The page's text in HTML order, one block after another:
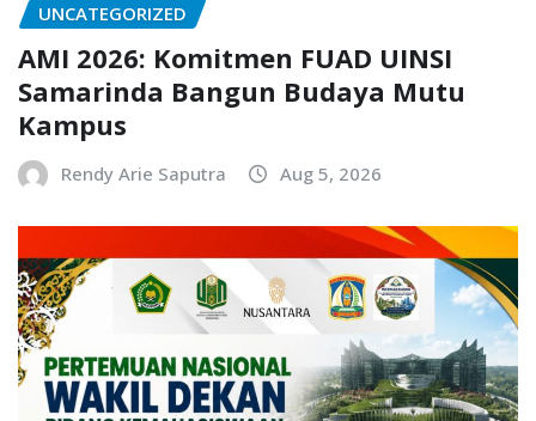
UNCATEGORIZED
AMI 2026: Komitmen FUAD UINSI
Samarinda Bangun Budaya Mutu
Kampus
Rendy Arie Saputra Aug 5, 2026